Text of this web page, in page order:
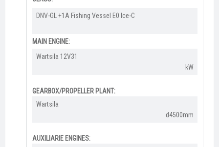
​DNV-GL +1A Fishing Vessel E0 Ice-C
MAIN ENGINE:
Wartsila 12V31​
kW
GEARBOX/PROPELLER PLANT:
Wartsila
d4500mm
AUXILIARIE ENGINES: